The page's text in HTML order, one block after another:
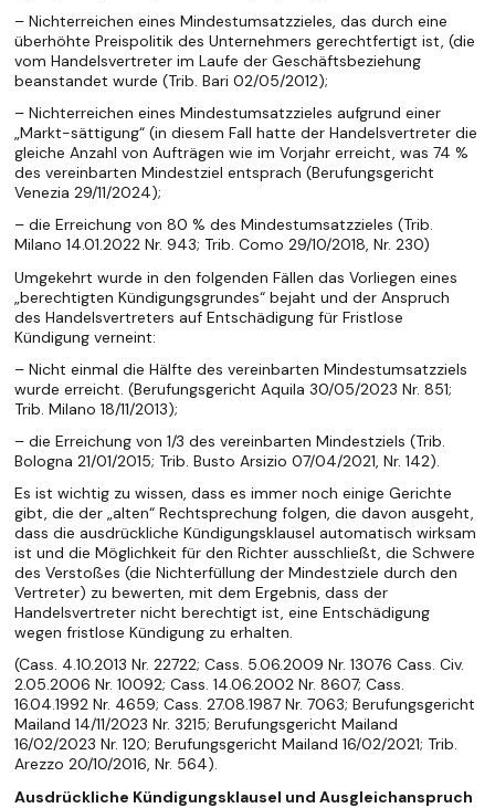
– Nichterreichen eines Mindestumsatzzieles, das durch eine
überhöhte Preispolitik des Unternehmers gerechtfertigt ist, (die
vom Handelsvertreter im Laufe der Geschäftsbeziehung
beanstandet wurde (Trib. Bari 02/05/2012);
– Nichterreichen eines Mindestumsatzzieles aufgrund einer
„Markt-sättigung“ (in diesem Fall hatte der Handelsvertreter die
gleiche Anzahl von Aufträgen wie im Vorjahr erreicht, was 74 %
des vereinbarten Mindestziel entsprach (Berufungsgericht
Venezia 29/11/2024);
– die Erreichung von 80 % des Mindestumsatzzieles (Trib.
Milano 14.01.2022 Nr. 943; Trib. Como 29/10/2018, Nr. 230)
Umgekehrt wurde in den folgenden Fällen das Vorliegen eines
„berechtigten Kündigungsgrundes“ bejaht und der Anspruch
des Handelsvertreters auf Entschädigung für Fristlose
Kündigung verneint:
– Nicht einmal die Hälfte des vereinbarten Mindestumsatzziels
wurde erreicht. (Berufungsgericht Aquila 30/05/2023 Nr. 851;
Trib. Milano 18/11/2013);
– die Erreichung von 1/3 des vereinbarten Mindestziels (Trib.
Bologna 21/01/2015; Trib. Busto Arsizio 07/04/2021, Nr. 142).
Es ist wichtig zu wissen, dass es immer noch einige Gerichte
gibt, die der „alten“ Rechtsprechung folgen, die davon ausgeht,
dass die ausdrückliche Kündigungsklausel automatisch wirksam
ist und die Möglichkeit für den Richter ausschließt, die Schwere
des Verstoßes (die Nichterfüllung der Mindestziele durch den
Vertreter) zu bewerten, mit dem Ergebnis, dass der
Handelsvertreter nicht berechtigt ist, eine Entschädigung
wegen fristlose Kündigung zu erhalten.
(Cass. 4.10.2013 Nr. 22722; Cass. 5.06.2009 Nr. 13076 Cass. Civ.
2.05.2006 Nr. 10092; Cass. 14.06.2002 Nr. 8607; Cass.
16.04.1992 Nr. 4659; Cass. 27.08.1987 Nr. 7063; Berufungsgericht
Mailand 14/11/2023 Nr. 3215; Berufungsgericht Mailand
16/02/2023 Nr. 120; Berufungsgericht Mailand 16/02/2021; Trib.
Arezzo 20/10/2016, Nr. 564).
Ausdrückliche Kündigungsklausel und Ausgleichanspruch